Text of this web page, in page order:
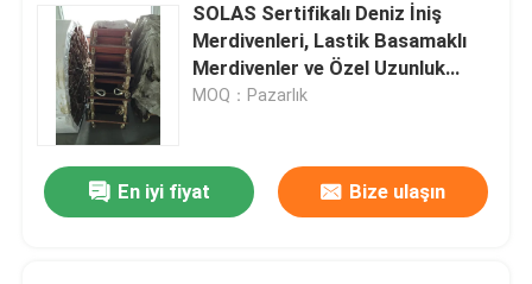
SOLAS Sertifikalı Deniz İniş
Merdivenleri, Lastik Basamaklı
Merdivenler ve Özel Uzunluk
Seçenekleri
MOQ：Pazarlık
En iyi fiyat Bize ulaşın